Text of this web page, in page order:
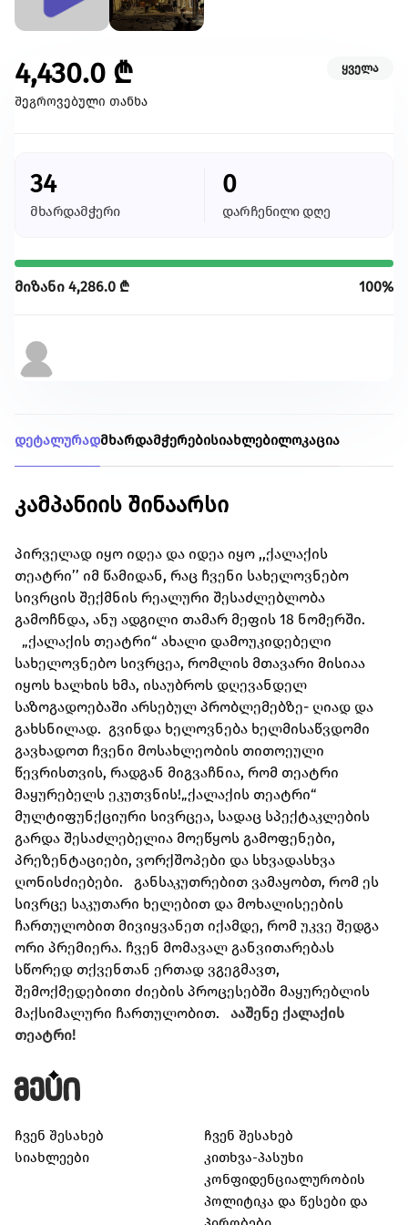
შექმენი კულტურულ სივრცეები, განავითარე
გაეცი მეტი
ყველა ინიციატივა
4,430.0 ₾
შეგროვებული თანხა
ყველა
34
მხარდამჭერი
0
დარჩენილი დღე
მიზანი 4,286.0 ₾ 100%
დეტალურადმხარდამჭერებისიახლებილოკაცია
კამპანიის შინაარსი
პირველად იყო იდეა და იდეა იყო ,,ქალაქის
თეატრი’’ იმ წამიდან, რაც ჩვენი სახელოვნებო
სივრცის შექმნის რეალური შესაძლებლობა
გამოჩნდა, ანუ ადგილი თამარ მეფის 18 ნომერში.
„ქალაქის თეატრი“ ახალი დამოუკიდებელი
სახელოვნებო სივრცეა, რომლის მთავარი მისიაა
იყოს ხალხის ხმა, ისაუბროს დღევანდელ
საზოგადოებაში არსებულ პრობლემებზე- ღიად და
გახსნილად. გვინდა ხელოვნება ხელმისაწვდომი
გავხადოთ ჩვენი მოსახლეობის თითოეული
წევრისთვის, რადგან მიგვაჩნია, რომ თეატრი
მაყურებელს ეკუთვნის!„ქალაქის თეატრი“
მულტიფუნქციური სივრცეა, სადაც სპექტაკლების
გარდა შესაძლებელია მოეწყოს გამოფენები,
პრეზენტაციები, ვორქშოპები და სხვადასხვა
ღონისძიებები.
განსაკუთრებით ვამაყობთ, რომ ეს
სივრცე საკუთარი ხელებით და მოხალისეების
ჩართულობით მივიყვანეთ იქამდე, რომ უკვე შედგა
ორი პრემიერა. ჩვენ მომავალ განვითარებას
სწორედ თქვენთან ერთად ვგეგმავთ,
შემოქმედებითი ძიების პროცესებში მაყურებლის
მაქსიმალური ჩართულობით.
ააშენე ქალაქის
თეატრი!
ჩვენ შესახებ
სიახლეები
ჩვენ შესახებ
კითხვა-პასუხი
კონფიდენციალურობის
პოლიტიკა და წესები და